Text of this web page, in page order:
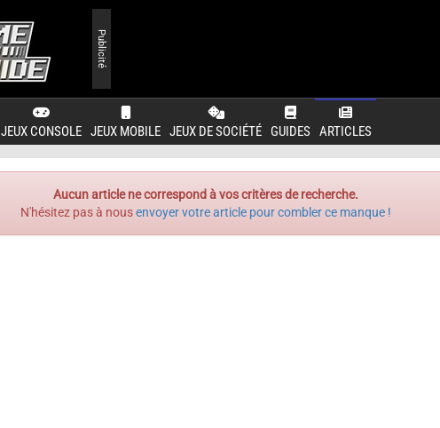
JEUX CONSOLE JEUX MOBILE JEUX DE SOCIÉTÉ GUIDES ARTICLES
Publicité
Aucun article ne correspond à vos critères de recherche.
N'hésitez pas à nousenvoyer votre article pour combler ce manque !